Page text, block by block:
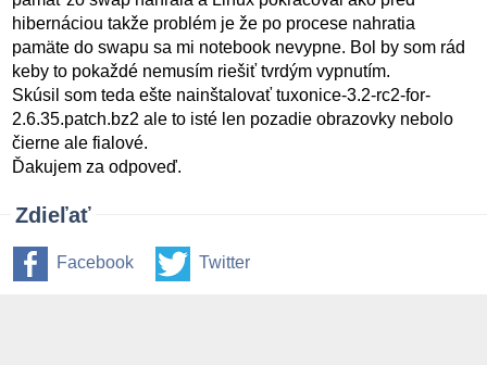
hibernáciou takže problém je že po procese nahratia
pamäte do swapu sa mi notebook nevypne. Bol by som rád
keby to pokaždé nemusím riešiť tvrdým vypnutím.
Skúsil som teda ešte nainštalovať tuxonice-3.2-rc2-for-
2.6.35.patch.bz2 ale to isté len pozadie obrazovky nebolo
čierne ale fialové.
Ďakujem za odpoveď.
Zdieľať
Facebook Twitter